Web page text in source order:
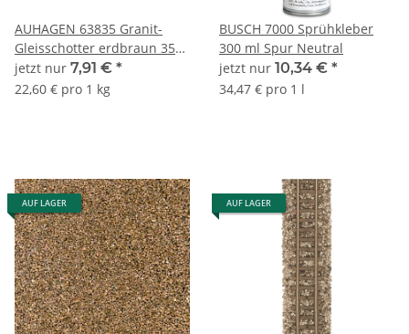
AUHAGEN 63835 Granit-
Gleisschotter erdbraun 350
g Spur TT und N
jetzt nur 7,91 € *
22,60 € pro 1 kg
BUSCH 7000 Sprühkleber
300 ml Spur Neutral
jetzt nur 10,34 € *
34,47 € pro 1 l
AUF LAGER AUF LAGER